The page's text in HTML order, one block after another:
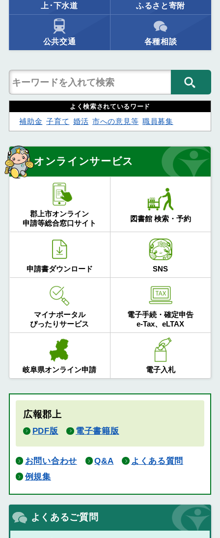
上･下水道 ふるさと寄附
公共交通 各種相談
よく検索されているワード
補助金 子育て 婚活 市への意見等 職員募集
オンラインサービス
郡上市オンライン
申請等総合窓口サイト
図書館 検索・予約
申請書ダウンロード SNS
マイナポータル
ぴったりサービス
電子手続・確定申告
e-Tax、eLTAX
岐阜県オンライン申請 電子入札
広報郡上
PDF版 電子書籍版
お問い合わせ Q&A
よくある質問
例規集
よくあるご質問